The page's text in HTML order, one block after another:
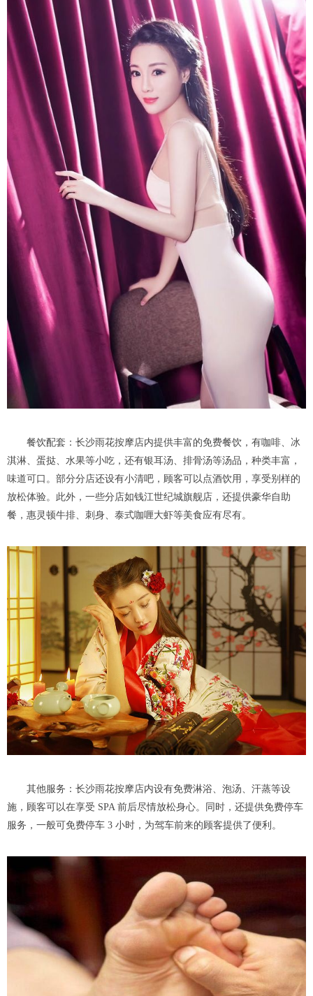
餐饮配套：长沙雨花按摩店内提供丰富的免费餐饮，有咖啡、冰
淇淋、蛋挞、水果等小吃，还有银耳汤、排骨汤等汤品，种类丰富，
味道可口。部分分店还设有小清吧，顾客可以点酒饮用，享受别样的
放松体验。此外，一些分店如钱江世纪城旗舰店，还提供豪华自助
餐，惠灵顿牛排、刺身、泰式咖喱大虾等美食应有尽有。
其他服务：长沙雨花按摩店内设有免费淋浴、泡汤、汗蒸等设
施，顾客可以在享受 SPA 前后尽情放松身心。同时，还提供免费停车
服务，一般可免费停车 3 小时，为驾车前来的顾客提供了便利。